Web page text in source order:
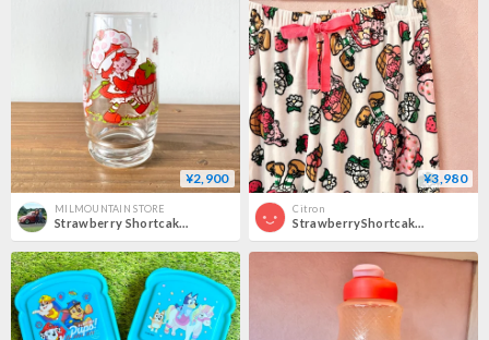
¥2,900
MILMOUNTAIN STORE
Strawberry Shortcake ストロベリーショートケーキ グラス タンブラー 1980s ②
¥3,980
Citron
StrawberryShortcake Sleep Pant